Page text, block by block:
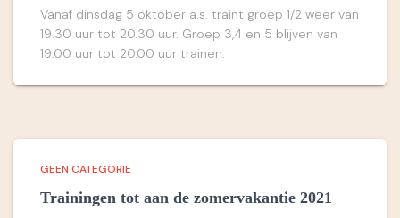
Vanaf dinsdag 5 oktober a.s. traint groep 1/2 weer van
19.30 uur tot 20.30 uur. Groep 3,4 en 5 blijven van
19.00 uur tot 20.00 uur trainen.
GEEN CATEGORIE
Trainingen tot aan de zomervakantie 2021